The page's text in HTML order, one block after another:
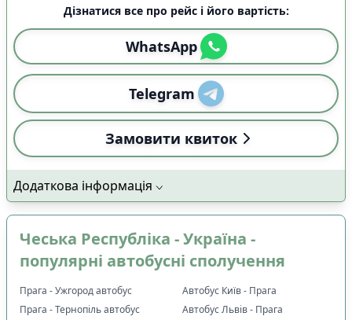
Дізнатися все про рейс і його вартість:
WhatsApp
Telegram
Замовити квиток
Додаткова інформація
Чеська Республіка - Україна -
популярні автобусні сполучення
Прага - Ужгород автобус
Прага - Тернопіль автобус
Автобус Київ - Прага
Автобус Львів - Прага